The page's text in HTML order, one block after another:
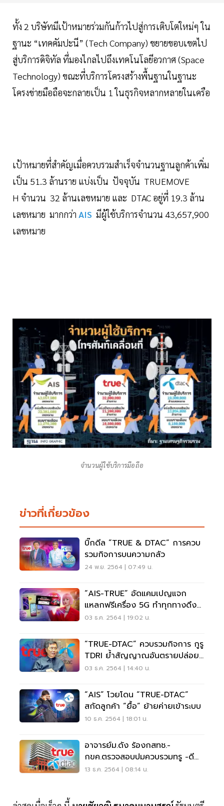
ทั้ง 2 บริษัทมีเป้าหมายร่วมกันก้าวไปสู่การเติบโตใหม่ๆ ใน
ฐานะ “เทคคัมปะนี” (Tech Company) ขยายขอบเขตไป
สู่บริการดิจิทัล ที่มองไกลไปถึงเทคโนโลยีอวกาศ (Space
Technology) ขณะที่บริการโครงสร้างพื้นฐานในฐานะ
โครงข่ายมือถือจะกลายเป็น 1 ในธุรกิจหลากหลายในเครือ
เป้าหมายที่สำคัญเมื่อควบรวมสำเร็จจำนวนฐานลูกค้าเพิ่ม
เป็น 51.3 ล้านราย แบ่งเป็น ปัจจุบัน TRUEMOVE
H จำนวน 32 ล้านเลขหมาย และ DTAC อยู่ที่ 19.3 ล้าน
เลขหมาย มากกว่า AIS มีผู้ใช้บริการจำนวน 43,657,900
เลขหมาย
จำนวนผู้ใช้บริการมือถือ
ข่าวที่เกี่ยวข้อง
บิ๊กดีล ”TRUE & DTAC” การควบ
รวมกิจการบนความกลัว
24 พ.ย. 2564 | 07:49 น.
“AIS-TRUE” อัดแคมเปญแจก
แหลกฟรีเครื่อง 5G ทำทุกทางดึง
ลูกค้าย้ายเข้าระบบ
03 ธ.ค. 2564 | 19:02 น.
“TRUE-DTAC” ควบรวมกิจการ กูรู
TDRI ย้ำสัญญาณอันตรายปล่อย
ผูกขาด 2 ราย
03 ธ.ค. 2564 | 14:40 น.
“AIS” โวยโดน “TRUE-DTAC”
สกัดลูกค้า “ยื้อ” ย้ายค่ายเข้าระบบ
10 ธ.ค. 2564 | 18:01 น.
อาจารย์ม.ดัง ร้องกสทช.-
กขค.ตรวจสอบปมควบรวมทรู -ดี
แทค
13 ธ.ค. 2564 | 08:14 น.